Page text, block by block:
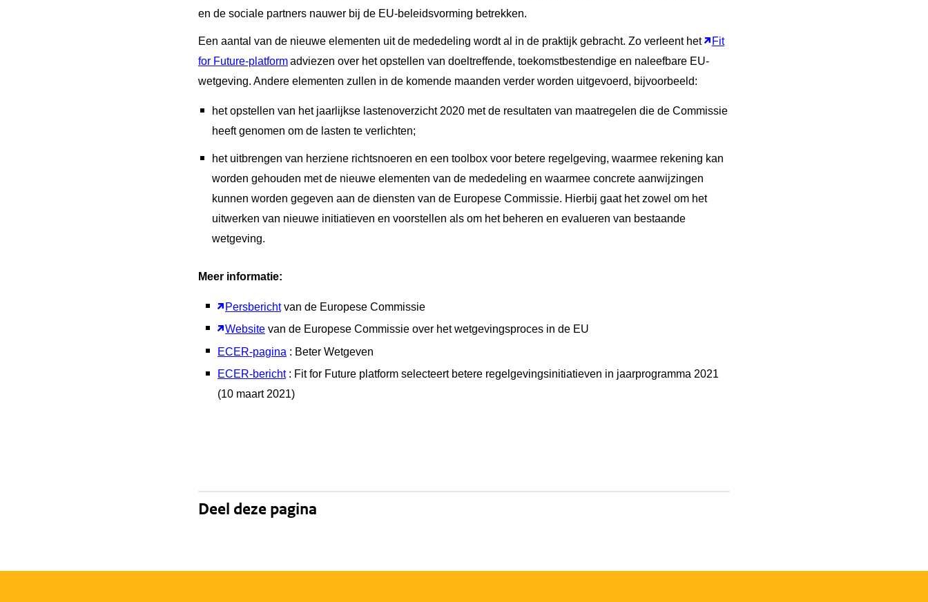
en de sociale partners nauwer bij de EU-beleidsvorming betrekken.
Een aantal van de nieuwe elementen uit de mededeling wordt al in de praktijk gebracht. Zo verleent het
Fit
for Future-platformadviezen over het opstellen van doeltreffende, toekomstbestendige en naleefbare EU-
wetgeving. Andere elementen zullen in de komende maanden verder worden uitgevoerd, bijvoorbeeld:
het opstellen van het jaarlijkse lastenoverzicht 2020 met de resultaten van maatregelen die de Commissie
heeft genomen om de lasten te verlichten;
het uitbrengen van herziene richtsnoeren en een toolbox voor betere regelgeving, waarmee rekening kan
worden gehouden met de nieuwe elementen van de mededeling en waarmee concrete aanwijzingen
kunnen worden gegeven aan de diensten van de Europese Commissie. Hierbij gaat het zowel om het
uitwerken van nieuwe initiatieven en voorstellen als om het beheren en evalueren van bestaande
wetgeving.
Meer informatie:
Persbericht van de Europese Commissie
Website van de Europese Commissie over het wetgevingsproces in de EU
ECER-pagina : Beter Wetgeven
ECER-bericht : Fit for Future platform selecteert betere regelgevingsinitiatieven in jaarprogramma 2021
(10 maart 2021)
Deel deze pagina